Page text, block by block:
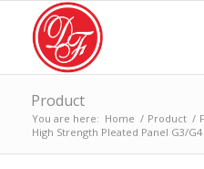
Product
You are here: Home / Product /
High Strength Pleated Panel G3/